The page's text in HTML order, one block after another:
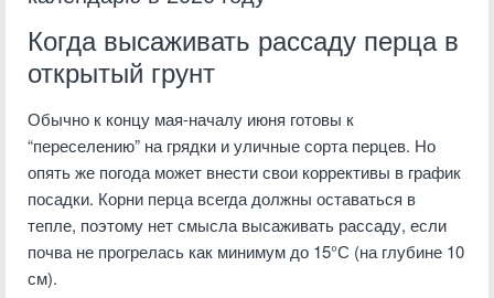
Когда высаживать рассаду перца в
открытый грунт
Обычно к концу мая-началу июня готовы к
“переселению” на грядки и уличные сорта перцев. Но
опять же погода может внести свои коррективы в график
посадки. Корни перца всегда должны оставаться в
тепле, поэтому нет смысла высаживать рассаду, если
почва не прогрелась как минимум до 15°С (на глубине 10
см).